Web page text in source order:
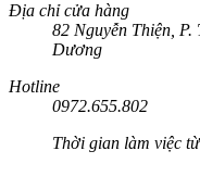
Địa chỉ cửa hàng
82 Nguyễn Thiện,
Dương
Hotline
0972.655.802
Thời gian làm việc